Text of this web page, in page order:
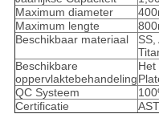
Maximum diameter
Maximum lengte
Beschikbaar materiaal
Beschikbare
oppervlaktebehandeling
Het
QC Systeem
Certificatie